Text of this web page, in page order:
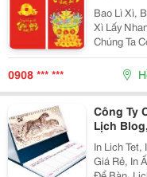
Bao Lì Xì,
Xì Lấy Nhanh Giá Rẻ Mỗi
Chúng Ta
Quan Tâm
Đối Tác
0908 *** ***
Công Ty
Lịch
In Lich Tet,
Giá Rẻ, In Ấn Offset Công Ty